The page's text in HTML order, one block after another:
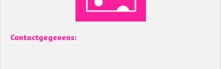
Contactgegevens: